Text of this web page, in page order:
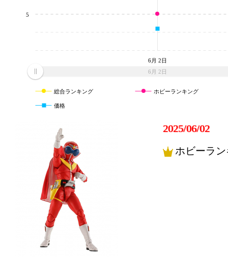
6月 2日
6月 2日
5
総合ランキング ホビーランキング
価格
2025/06/02
ホビーラ